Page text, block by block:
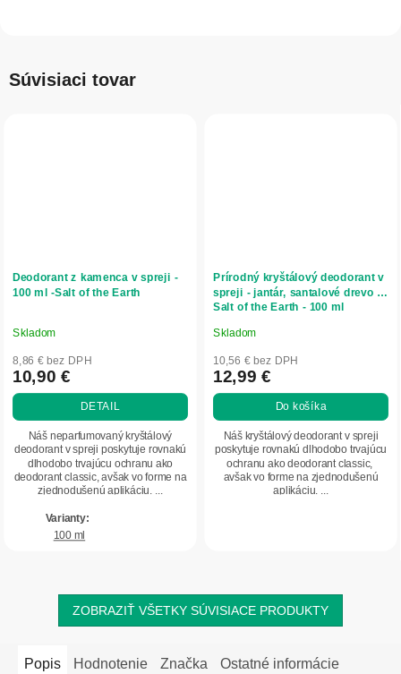
Súvisiaci tovar
Deodorant z kamenca v spreji -
100 ml -Salt of the Earth
Priemerné
hodnotenie
produktu
je
5
hviezdičiek.
Skladom
8,86 € bez DPH
10,90 €
DETAIL
Náš neparfumovaný kryštálový
deodorant v spreji poskytuje rovnakú
dlhodobo trvajúcu ochranu ako
deodorant classic, avšak vo forme na
zjednodušenú aplikáciu. ...
100 ml
Prírodný kryštálový deodorant v
spreji - jantár, santalové drevo -
Salt of the Earth - 100 ml
Priemerné
hodnotenie
produktu
je
5
hviezdičiek.
Skladom
10,56 € bez DPH
12,99 €
Do košíka
Náš kryštálový deodorant v spreji
poskytuje rovnakú dlhodobo trvajúcu
ochranu ako deodorant classic,
avšak vo forme na zjednodušenú
aplikáciu. ...
ZOBRAZIŤ VŠETKY SÚVISIACE PRODUKTY
Popis Hodnotenie Značka Ostatné informácie